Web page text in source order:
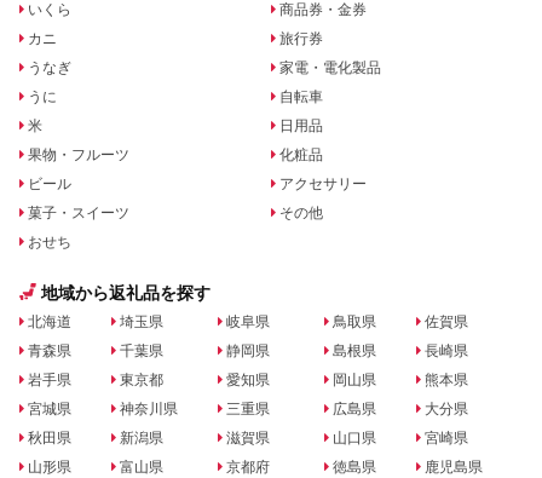
いくら
カニ
うなぎ
うに
米
果物・フルーツ
ビール
菓子・スイーツ
おせち
商品券・金券
旅行券
家電・電化製品
自転車
日用品
化粧品
アクセサリー
その他
地域から返礼品を探す
北海道
青森県
岩手県
宮城県
秋田県
山形県
埼玉県
千葉県
東京都
神奈川県
新潟県
富山県
岐阜県
静岡県
愛知県
三重県
滋賀県
京都府
鳥取県
島根県
岡山県
広島県
山口県
徳島県
佐賀県
長崎県
熊本県
大分県
宮崎県
鹿児島県